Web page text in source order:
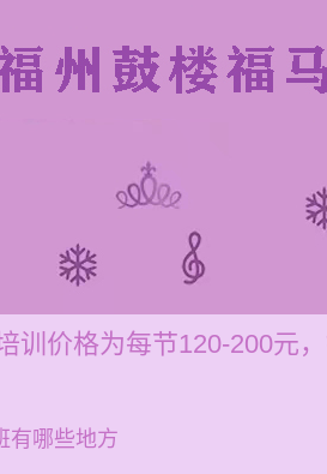
训价格为每节120-200元
有哪些地方